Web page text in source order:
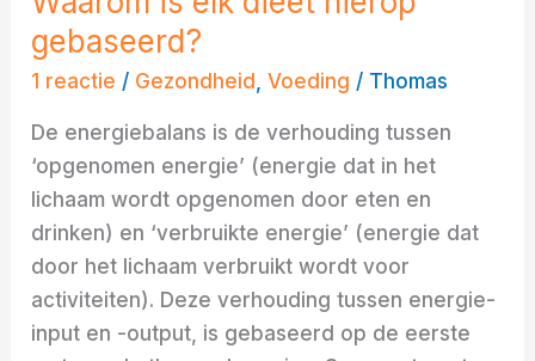
gebaseerd?
1 reactie / Gezondheid ,Voeding / Thomas
De energiebalans is de verhouding tussen
‘opgenomen energie’ (energie dat in het
lichaam wordt opgenomen door eten en
drinken) en ‘verbruikte energie’ (energie dat
door het lichaam verbruikt wordt voor
activiteiten). Deze verhouding tussen energie-
input en -output, is gebaseerd op de eerste